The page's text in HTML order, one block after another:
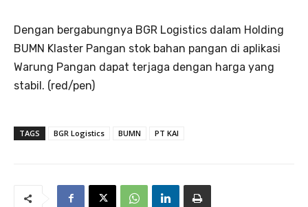
Dengan bergabungnya BGR Logistics dalam Holding
BUMN Klaster Pangan stok bahan pangan di aplikasi
Warung Pangan dapat terjaga dengan harga yang
stabil. (red/pen)
TAGS BGR Logistics BUMN PT KAI